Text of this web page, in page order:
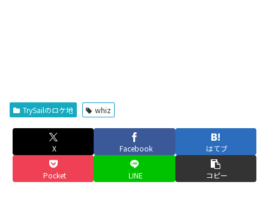
TrySailのロケ地 whiz
X Facebook はてブ
Pocket LINE コピー